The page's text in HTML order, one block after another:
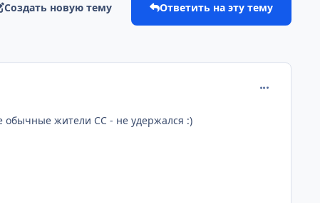
Создать новую тему Ответить на эту тему
обычные жители СС - не удержался :)